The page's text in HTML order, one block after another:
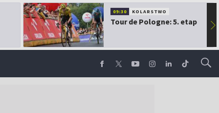
09:30 KOLARSTWO
Tour de Pologne: 5. etap ▶